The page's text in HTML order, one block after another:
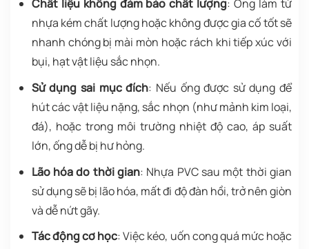
Chất liệu không đảm bảo chất lượng: Ống làm từ
nhựa kém chất lượng hoặc không được gia cố tốt sẽ
nhanh chóng bị mài mòn hoặc rách khi tiếp xúc với
bụi, hạt vật liệu sắc nhọn.
Sử dụng sai mục đích: Nếu ống được sử dụng để
hút các vật liệu nặng, sắc nhọn (như mảnh kim loại,
đá), hoặc trong môi trường nhiệt độ cao, áp suất
lớn, ống dễ bị hư hỏng.
Lão hóa do thời gian: Nhựa PVC sau một thời gian
sử dụng sẽ bị lão hóa, mất đi độ đàn hồi, trở nên giòn
và dễ nứt gãy.
Tác động cơ học: Việc kéo, uốn cong quá mức hoặc